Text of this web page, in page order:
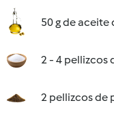
50 g de aceite
2 - 4 pellizcos
2 pellizcos de